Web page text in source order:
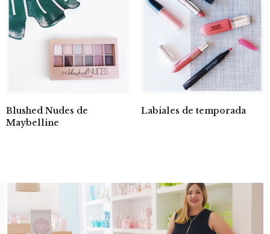
Blushed Nudes de
Maybelline
Labiales de temporada